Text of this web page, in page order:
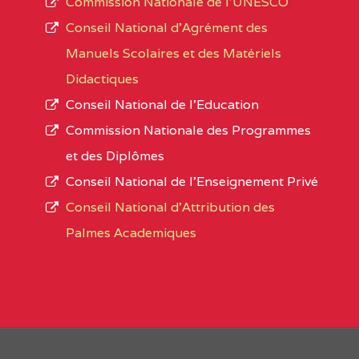
Noms
Localité
Région Noms
AGES COMPREHENSIVE BILINGUAL
SUD-OUEST
AGES COMPREHENSIVE
SCHOOL BP :495 KUMBA
L’offre d’éducation del’Enseignement
d’immatriculation du mois de septembre
suit :
1950 établissements publics
895 CES dont 86 Bilingues
1055 Lycées dont 351 Bilingues
72 établissements avec section bilingue
1358 établissements privés
Conseil National d’Agrément des
Manuels Scolaires et des Matériels
Didactiques
Conseil National de l’Education
Commission Nationale des Programmes
et des Diplômes
Conseil National de l’Enseignement Privé
Conseil National d'Attribution des
Palmes Academiques